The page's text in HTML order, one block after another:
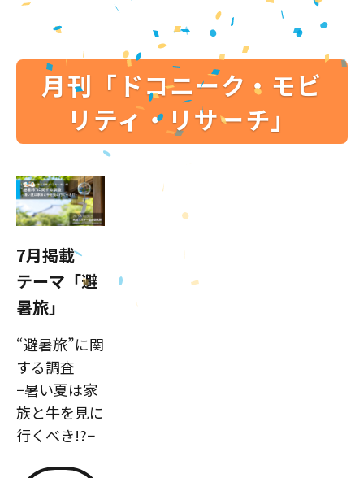
月刊「ドコニーク・モビ
リティ・リサーチ」
7月掲載
テーマ「避
暑旅」
“避暑旅”に関
する調査
−暑い夏は家
族と牛を見に
行くべき!?−